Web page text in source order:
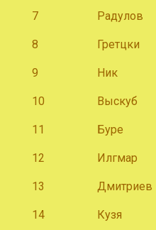
7 Радулов
8 Гретцки
9 Ник
10 Выскуб
11 Буре
12 Илгмар
13 Дмитриев
14 Кузя